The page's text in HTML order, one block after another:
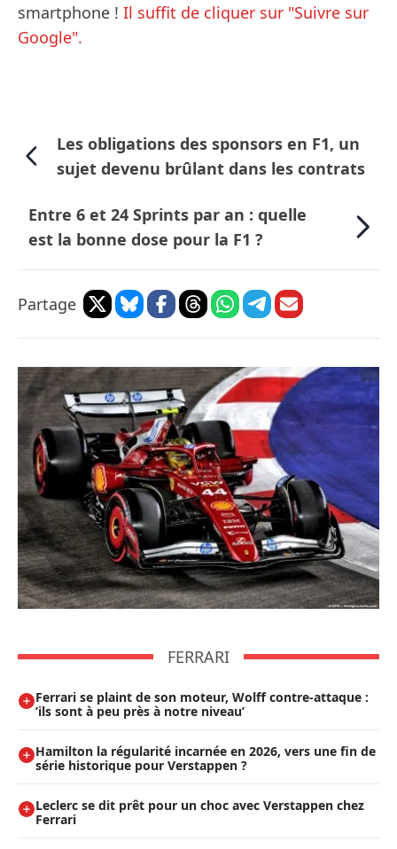
smartphone ! Il suffit de cliquer sur "Suivre sur
Google".
Les obligations des sponsors en F1, un
sujet devenu brûlant dans les contrats
Entre 6 et 24 Sprints par an : quelle
est la bonne dose pour la F1 ?
Partage
FERRARI
Ferrari se plaint de son moteur, Wolff contre-attaque :
’ils sont à peu près à notre niveau’
Hamilton la régularité incarnée en 2026, vers une fin de
série historique pour Verstappen ?
Leclerc se dit prêt pour un choc avec Verstappen chez
Ferrari